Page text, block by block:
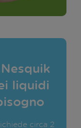
liquidi
circa 2